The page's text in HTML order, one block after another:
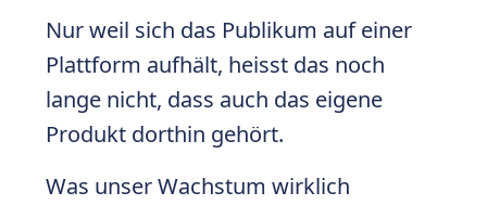
Nur weil sich das Publikum auf einer
Plattform aufhält, heisst das noch
lange nicht, dass auch das eigene
Produkt dorthin gehört.
Was unser Wachstum wirklich